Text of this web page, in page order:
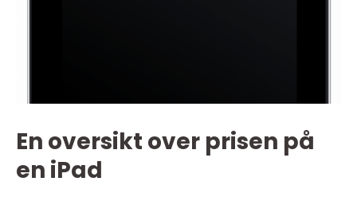
En oversikt over prisen på
en iPad